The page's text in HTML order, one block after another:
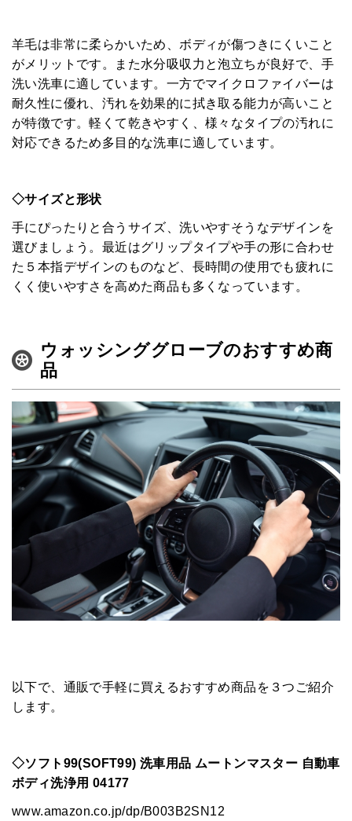
HOME
みんなのコラム
ペットNOW
定額リースプランのご紹介
運営会社
羊毛は非常に柔らかいため、ボディが傷つきにくいこと
がメリットです。また水分吸収力と泡立ちが良好で、手
洗い洗車に適しています。一方でマイクロファイバーは
耐久性に優れ、汚れを効果的に拭き取る能力が高いこと
が特徴です。軽くて乾きやすく、様々なタイプの汚れに
対応できるため多目的な洗車に適しています。
◇サイズと形状
手にぴったりと合うサイズ、洗いやすそうなデザインを
選びましょう。最近はグリップタイプや手の形に合わせ
た５本指デザインのものなど、長時間の使用でも疲れに
くく使いやすさを高めた商品も多くなっています。
ウォッシンググローブのおすすめ商
品
以下で、通販で手軽に買えるおすすめ商品を３つご紹介
します。
◇ソフト99(SOFT99) 洗車用品 ムートンマスター 自動車
ボディ洗浄用 04177
www.amazon.co.jp/dp/B003B2SN12